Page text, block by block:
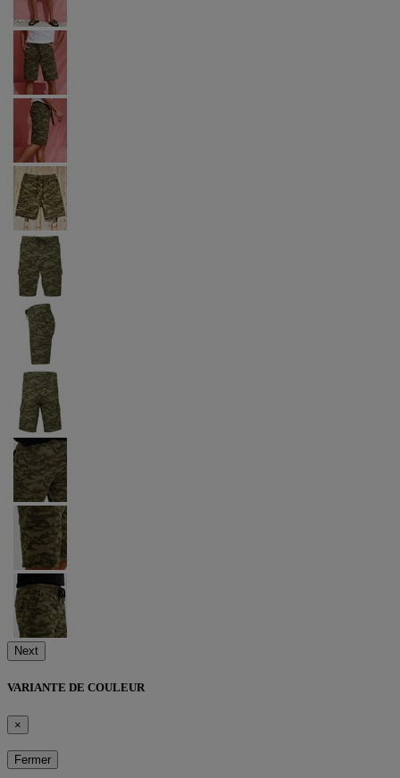
Next
VARIANTE DE COULEUR
×
Fermer